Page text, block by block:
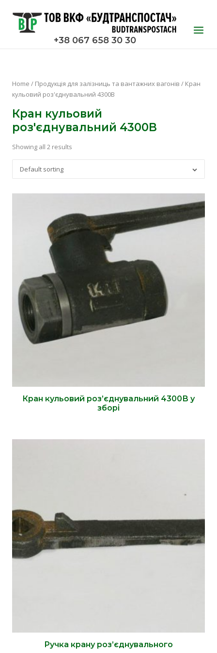
content
Home
+38 067 658 30 30
Menu
Home / Продукція для залізниць та вантажних вагонів / Кран
кульовий роз'єднувальний 4300В
Кран кульовий
роз'єднувальний 4300В
Showing all 2 results
Default sorting
Кран кульовий роз’єднувальний 4300В у
зборі
Ручка крану роз’єднувального